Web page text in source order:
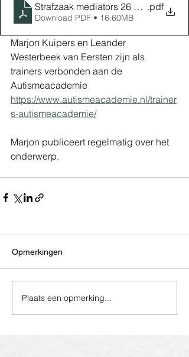
Strafzaak mediators 26 september
.pdf
Download PDF • 16.60MB
Marjon Kuipers en Leander
Westerbeek van Eersten zijn als
trainers verbonden aan de
Autismeacademie
https://www.autismeacademie.nl/trainer
s-autismeacademie/
Marjon publiceert regelmatig over het
onderwerp.
Opmerkingen
Plaats een opmerking...